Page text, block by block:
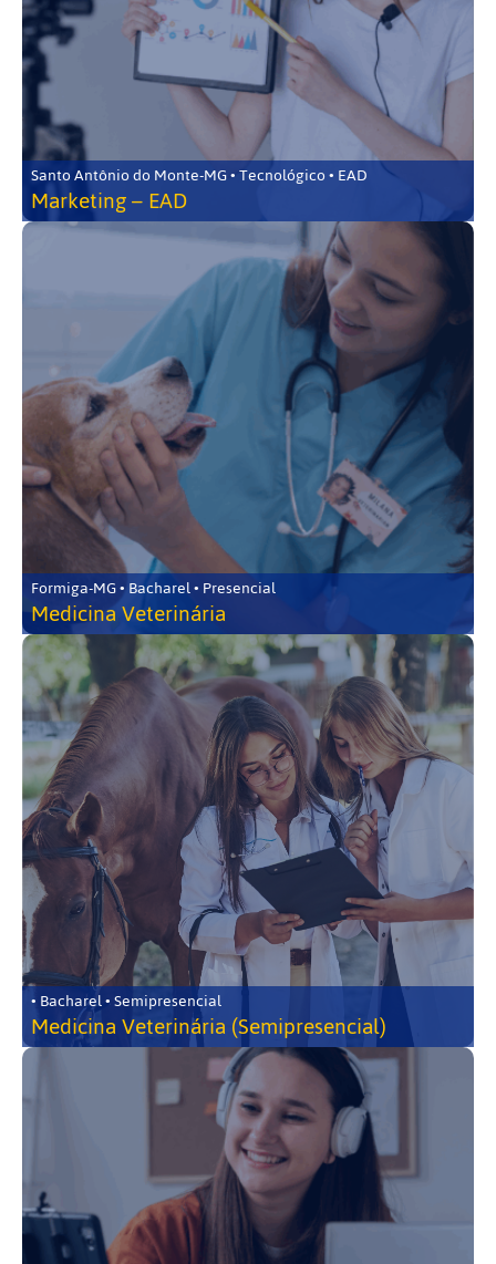
Santo Antônio do Monte-MG • Tecnológico • EAD
Marketing – EAD
Formiga-MG • Bacharel • Presencial
Medicina Veterinária
• Bacharel • Semipresencial
Medicina Veterinária (Semipresencial)